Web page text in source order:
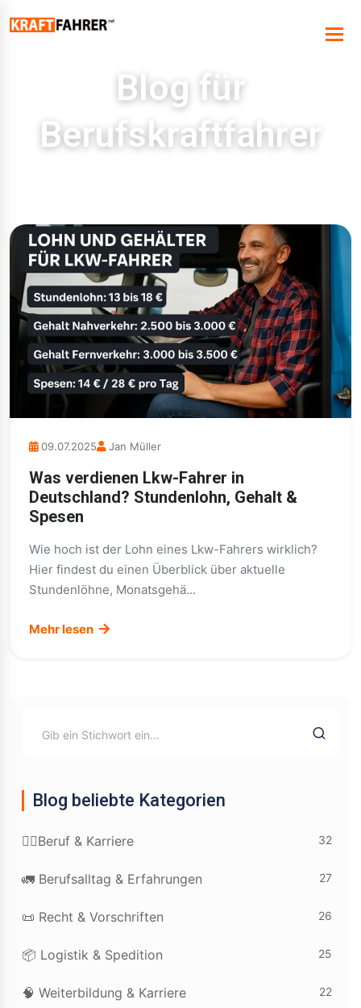
Blog für
Berufskraftfahrer
09.07.2025 Jan Müller
Was verdienen Lkw-Fahrer in
Deutschland? Stundenlohn, Gehalt &
Spesen
Wie hoch ist der Lohn eines Lkw-Fahrers wirklich?
Hier findest du einen Überblick über aktuelle
Stundenlöhne, Monatsgehä...
Mehr lesen
Blog beliebte Kategorien
👷‍♂️Beruf & Karriere 32
🚛 Berufsalltag & Erfahrungen 27
📜 Recht & Vorschriften 26
📦 Logistik & Spedition 25
🧠 Weiterbildung & Karriere 22